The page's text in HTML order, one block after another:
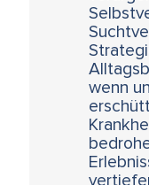
wenn